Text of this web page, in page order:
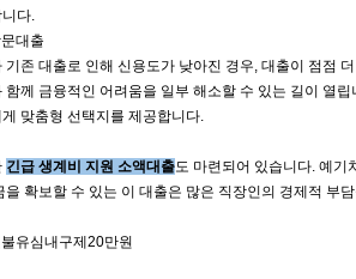
다.
대출
기존 대출로 인해 신용도가 낮아진 경우, 대출이 점점
함께 금융적인 어려움을 일부 해소할 수 있는 길이 열
맞춤형 선택지를 제공합니다.
긴급 생계비 지원 소액대출도 마련되어 있습니다. 예기
을 확보할 수 있는 이 대출은 많은 직장인의 경제적 부
유심내구제20만원